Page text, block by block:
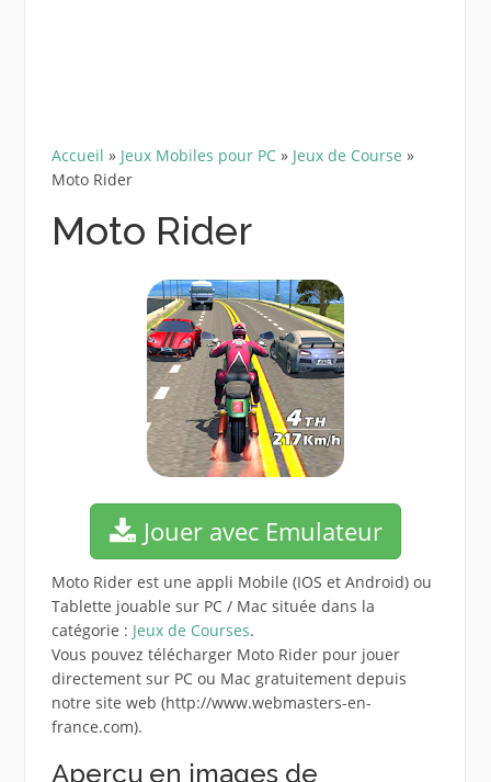
Accueil » Jeux Mobiles pour PC» Jeux de Course »
Moto Rider
Moto Rider
Jouer avec Emulateur
Moto Rider est une appli Mobile (IOS et Android) ou
Tablette jouable sur PC / Mac située dans la
catégorie : Jeux de Courses.
Vous pouvez télécharger Moto Rider pour jouer
directement sur PC ou Mac gratuitement depuis
notre site web (http://www.webmasters-en-
france.com).
Aperçu en images de